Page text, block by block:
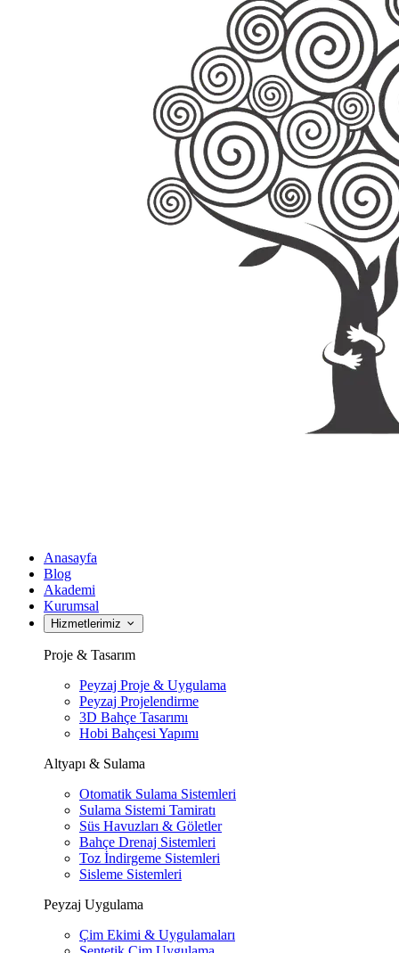
Anasayfa
Blog
Akademi
Kurumsal
Hizmetlerimiz
Proje & Tasarım
Peyzaj Proje & Uygulama
Peyzaj Projelendirme
3D Bahçe Tasarımı
Hobi Bahçesi Yapımı
Altyapı & Sulama
Otomatik Sulama Sistemleri
Sulama Sistemi Tamiratı
Süs Havuzları & Göletler
Bahçe Drenaj Sistemleri
Toz İndirgeme Sistemleri
Sisleme Sistemleri
Peyzaj Uygulama
Çim Ekimi & Uygulamaları